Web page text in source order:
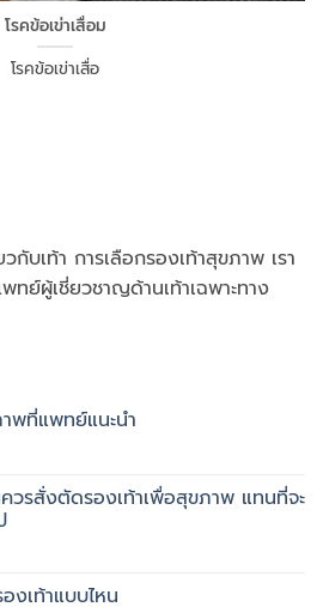
โรคข้อเข่าเสื่อม
โรคข้อเข่าเสื่อ
กับเท้า การเลือกรองเท้าสุขภาพ เรา
ทย์ผู้เชี่ยวชาญด้านเท้าเฉพาะทาง
พที่แพทย์แนะนำ
รสั่งตัดรองเท้าเพื่อสุขภาพ แทนที่จะ
งเท้าแบบไหน